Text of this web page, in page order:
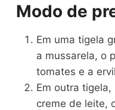
Modo de
Em uma tigela
a mussarela, o
tomates e a
Em outra
creme de leite,